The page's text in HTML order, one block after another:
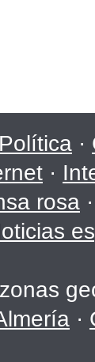
Política ·
·
rosa ·
·